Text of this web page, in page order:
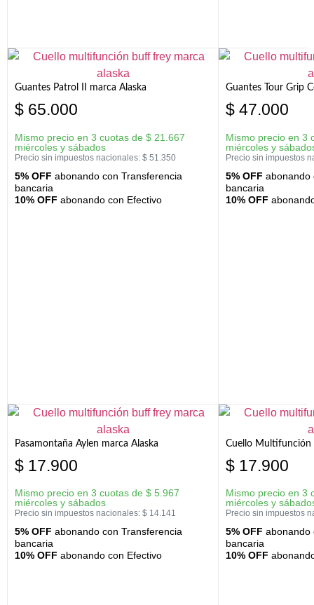
Guantes Patrol II marca Alaska
$ 65.000
Mismo precio en 3 cuotas de $ 21.667
miércoles y sábados
Precio sin impuestos nacionales: $ 51.350
5% OFF abonando con Transferencia
bancaria
10% OFF abonando con Efectivo
Guantes Tour Grip
$ 47.000
Mismo precio en 3
miércoles y
Precio sin impuestos
5% OFF abonando
bancaria
10% OFF
Pasamontaña Aylen marca Alaska
$ 17.900
Mismo precio en 3 cuotas de $ 5.967
miércoles y sábados
Precio sin impuestos nacionales: $ 14.141
5% OFF abonando con Transferencia
bancaria
10% OFF abonando con Efectivo
Cuello Multifunción
$ 17.900
Mismo precio en 3
miércoles y
Precio sin impuestos
5% OFF abonando
bancaria
10% OFF